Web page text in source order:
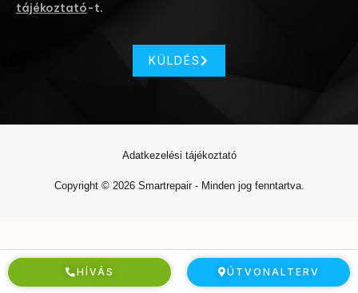
tájékoztató-t.
KÜLDÉS
Copyright © 2026 Smartrepair - Minden jog fenntartva.
Adatkezelési tájékoztató
HÍVÁS ÚTVONALTERV